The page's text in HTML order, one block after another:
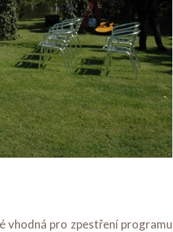
vhodná pro zpestření programu